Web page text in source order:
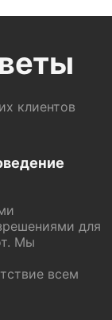
клиентов
для
Мы
всем